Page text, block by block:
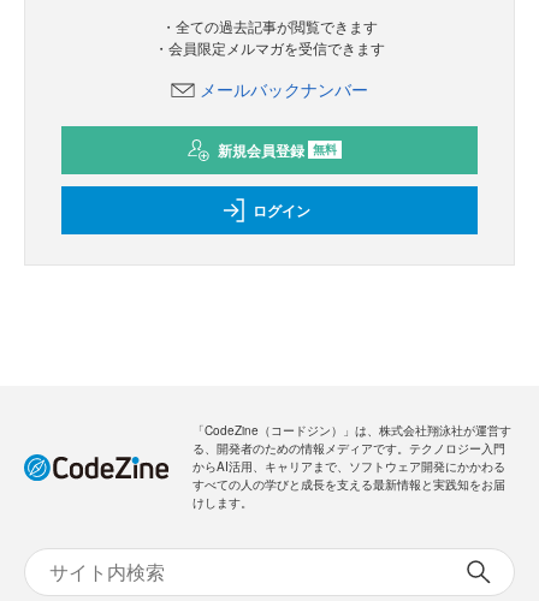
・全ての過去記事が閲覧できます
・会員限定メルマガを受信できます
メールバックナンバー
新規会員登録 無料
ログイン
「CodeZine（コードジン）」は、株式会社翔泳社が運営す
る、開発者のための情報メディアです。テクノロジー入門
からAI活用、キャリアまで、ソフトウェア開発にかかわる
すべての人の学びと成長を支える最新情報と実践知をお届
けします。